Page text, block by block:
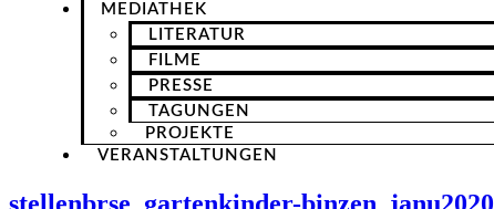
MEDIATHEK
LITERATUR
FILME
PRESSE
TAGUNGEN
PROJEKTE
VERANSTALTUNGEN